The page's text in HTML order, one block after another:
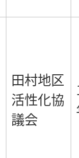
田村地区
活性化協
議会